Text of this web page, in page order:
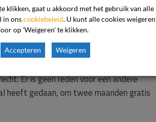
voor digitale
een foto van het kind in een
Er is geen reden voor een andere
heeft gedaan, om twee maanden gratis
klikken, gaat u akkoord met het gebruik van alle
in onscookiebeleid. U kunt alle cookies weigeren
op 'Weigeren' te klikken.
Accepteren Weigeren